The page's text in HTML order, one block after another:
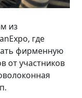
из
где
фирменную
от участников